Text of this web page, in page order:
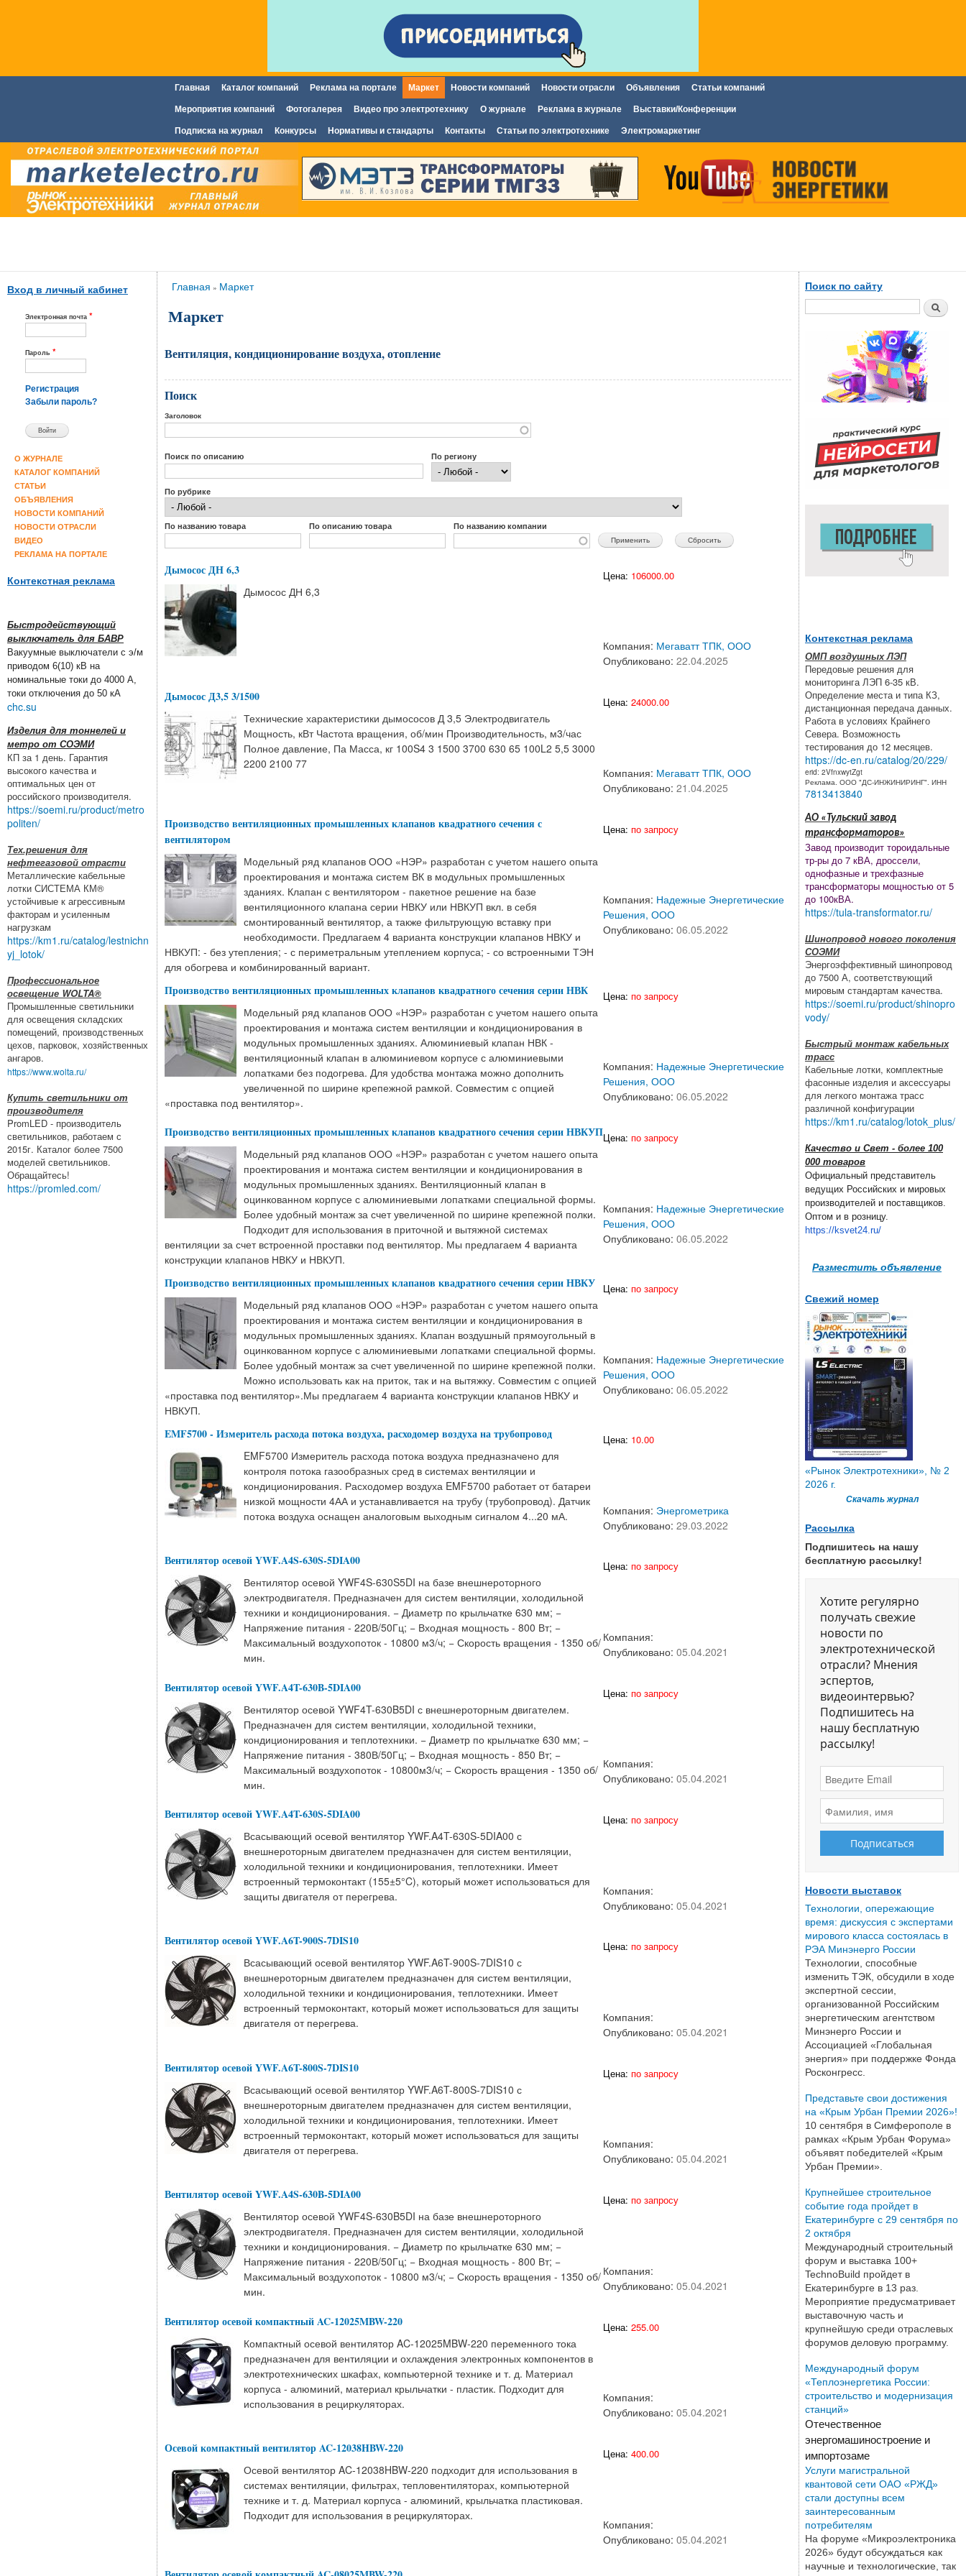
содержанию
Главное меню
Главная Каталог компаний Реклама на портале Маркет Новости компаний Новости отрасли Объявления Статьи компаний
Мероприятия компаний Фотогалерея Видео про электротехнику О журнале Реклама в журнале Выставки/Конференции
Подписка на журнал Конкурсы Нормативы и стандарты Контакты Статьи по электротехнике Электромаркетинг
Вход в личный кабинет
Электронная почта *
Пароль *
Регистрация
Забыли пароль?
О ЖУРНАЛЕ
КАТАЛОГ КОМПАНИЙ
СТАТЬИ
ОБЪЯВЛЕНИЯ
НОВОСТИ КОМПАНИЙ
НОВОСТИ ОТРАСЛИ
ВИДЕО
РЕКЛАМА НА ПОРТАЛЕ
Контекстная реклама
Быстродействующий
выключатель для БАВР
Вакуумные выключатели с э/м
приводом 6(10) кВ на
номинальные токи до 4000 А,
токи отключения до 50 кА
chc.su
Изделия для тоннелей и
метро от СОЭМИ
КП за 1 день. Гарантия
высокого качества и
оптимальных цен от
российского производителя.
https://soemi.ru/product/metro
politen/
Тех.решения для
нефтегазовой отрасти
Металлические кабельные
лотки СИСТЕМА КМ®
устойчивые к агрессивным
факторам и усиленным
нагрузкам
https://km1.ru/catalog/lestnichn
yj_lotok/
Профессиональное
освещение WOLTA®
Промышленные светильники
для освещения складских
помещений, производственных
цехов, парковок, хозяйственных
ангаров.
https://www.wolta.ru/
Купить светильники от
производителя
PromLED - производитель
светильников, работаем с
2015г. Каталог более 7500
моделей светильников.
Обращайтесь!
https://promled.com/
Вы здесь
Главная » Маркет
Маркет
Вентиляция, кондиционирование воздуха, отопление
Поиск
Заголовок
Поиск по описанию По региону
По рубрике
По названию товара По описанию товара По названию компании
Дымосос ДН 6,3
Дымосос ДН 6,3
Цена: 106000.00
Компания: Мегаватт ТПК, ООО
Опубликовано:22.04.2025
Дымосос Д3,5 3/1500
Технические характеристики дымососов Д 3,5 Электродвигатель
Мощность, кВт Частота вращения, об/мин Производительность, м3/час
Полное давление, Па Масса, кг 100S4 3 1500 3700 630 65 100L2 5,5 3000
2200 2100 77
Цена: 24000.00
Компания: Мегаватт ТПК, ООО
Опубликовано:21.04.2025
Производство вентиляционных промышленных клапанов квадратного сечения с
вентилятором
Модельный ряд клапанов ООО «НЭР» разработан с учетом нашего опыта
проектирования и монтажа систем ВК в модульных промышленных
зданиях. Клапан с вентилятором - пакетное решение на базе
вентиляционного клапана серии НВКУ или НВКУП вкл. в себя
смонтированный вентилятор, а также фильтрующую вставку при
необходимости. Предлагаем 4 варианта конструкции клапанов НВКУ и
НВКУП: - без утепления; - с периметральным утеплением корпуса; - со встроенными ТЭН
для обогрева и комбинированный вариант.
Цена: по запросу
Компания: Надежные Энергетические
Решения, ООО
Опубликовано:06.05.2022
Производство вентиляционных промышленных клапанов квадратного сечения серии НВК
Модельный ряд клапанов ООО «НЭР» разработан с учетом нашего опыта
проектирования и монтажа систем вентиляции и кондиционирования в
модульных промышленных зданиях. Алюминиевый клапан НВК -
вентиляционный клапан в алюминиевом корпусе с алюминиевыми
лопатками без подогрева. Для удобства монтажа можно дополнить
увеличенной по ширине крепежной рамкой. Совместим с опцией
«проставка под вентилятор».​​​​​​
Цена: по запросу
Компания: Надежные Энергетические
Решения, ООО
Опубликовано:06.05.2022
Производство вентиляционных промышленных клапанов квадратного сечения серии НВКУП
Модельный ряд клапанов ООО «НЭР» разработан с учетом нашего опыта
проектирования и монтажа систем вентиляции и кондиционирования в
модульных промышленных зданиях. Вентиляционный клапан в
оцинкованном корпусе с алюминиевыми лопатками специальной формы.
Более удобный монтаж за счет увеличенной по ширине крепежной полки.
Подходит для использования в приточной и вытяжной системах
вентиляции за счет встроенной проставки под вентилятор. Мы предлагаем 4 варианта
конструкции клапанов НВКУ и НВКУП.
Цена: по запросу
Компания: Надежные Энергетические
Решения, ООО
Опубликовано:06.05.2022
Производство вентиляционных промышленных клапанов квадратного сечения серии НВКУ
Модельный ряд клапанов ООО «НЭР» разработан с учетом нашего опыта
проектирования и монтажа систем вентиляции и кондиционирования в
модульных промышленных зданиях. Клапан воздушный прямоугольный в
оцинкованном корпусе с алюминиевыми лопатками специальной формы.
Более удобный монтаж за счет увеличенной по ширине крепежной полки.
Можно использовать как на приток, так и на вытяжку. Совместим с опцией
«проставка под вентилятор».​​​​ Мы предлагаем 4 варианта конструкции клапанов НВКУ и
НВКУП.
Цена: по запросу
Компания: Надежные Энергетические
Решения, ООО
Опубликовано:06.05.2022
EMF5700 - Измеритель расхода потока воздуха, расходомер воздуха на трубопровод
EMF5700 Измеритель расхода потока воздуха предназначено для
контроля потока газообразных сред в системах вентиляции и
кондиционирования. Расходомер воздуха EMF5700 работает от батареи
низкой мощности 4АА и устанавливается на трубу (трубопровод). Датчик
потока воздуха оснащен аналоговым выходным сигналом 4...20 мА.
Цена: 10.00
Компания: Энергометрика
Опубликовано:29.03.2022
Вентилятор осевой YWF.A4S-630S-5DIA00
Вентилятор осевой YWF4S-630S5DI на базе внешнероторного
электродвигателя. Предназначен для систем вентиляции, холодильной
техники и кондиционирования. − Диаметр по крыльчатке 630 мм; −
Напряжение питания - 220В/50Гц; − Входная мощность - 800 Вт; −
Максимальный воздухопоток - 10800 м3/ч; − Скорость вращения - 1350 об/
мин.
Цена: по запросу
Компания:
Опубликовано:05.04.2021
Вентилятор осевой YWF.A4T-630B-5DIA00
Вентилятор осевой YWF4T-630B5DI с внешнероторным двигателем.
Предназначен для систем вентиляции, холодильной техники,
кондиционирования и теплотехники. − Диаметр по крыльчатке 630 мм; −
Напряжение питания - 380В/50Гц; − Входная мощность - 850 Вт; −
Максимальный воздухопоток - 10800м3/ч; − Скорость вращения - 1350 об/
мин.
Цена: по запросу
Компания:
Опубликовано:05.04.2021
Вентилятор осевой YWF.A4T-630S-5DIA00
Всасывающий осевой вентилятор YWF.A4T-630S-5DIA00 с
внешнероторным двигателем предназначен для систем вентиляции,
холодильной техники и кондиционирования, теплотехники. Имеет
встроенный термоконтакт (155±5°C), который может использоваться для
защиты двигателя от перегрева.
Цена: по запросу
Компания:
Опубликовано:05.04.2021
Вентилятор осевой YWF.A6T-900S-7DIS10
Всасывающий осевой вентилятор YWF.A6T-900S-7DIS10 с
внешнероторным двигателем предназначен для систем вентиляции,
холодильной техники и кондиционирования, теплотехники. Имеет
встроенный термоконтакт, который может использоваться для защиты
двигателя от перегрева.
Цена: по запросу
Компания:
Опубликовано:05.04.2021
Вентилятор осевой YWF.A6T-800S-7DIS10
Всасывающий осевой вентилятор YWF.A6T-800S-7DIS10 с
внешнероторным двигателем предназначен для систем вентиляции,
холодильной техники и кондиционирования, теплотехники. Имеет
встроенный термоконтакт, который может использоваться для защиты
двигателя от перегрева.
Цена: по запросу
Компания:
Опубликовано:05.04.2021
Вентилятор осевой YWF.A4S-630B-5DIA00
Вентилятор осевой YWF4S-630B5DI на базе внешнероторного
электродвигателя. Предназначен для систем вентиляции, холодильной
техники и кондиционирования. − Диаметр по крыльчатке 630 мм; −
Напряжение питания - 220В/50Гц; − Входная мощность - 800 Вт; −
Максимальный воздухопоток - 10800 м3/ч; − Скорость вращения - 1350 об/
мин.
Цена: по запросу
Компания:
Опубликовано:05.04.2021
Вентилятор осевой компактный AC-12025MBW-220
Компактный осевой вентилятор AC-12025MBW-220 переменного тока
предназначен для вентиляции и охлаждения электронных компонентов в
электротехнических шкафах, компьютерной технике и т. д. Материал
корпуса - алюминий, материал крыльчатки - пластик. Подходит для
использования в рециркуляторах.
Цена: 255.00
Компания:
Опубликовано:05.04.2021
Осевой компактный вентилятор AC-12038HBW-220
Осевой вентилятор AC-12038HBW-220 подходит для использования в
системах вентиляции, фильтрах, тепловентиляторах, компьютерной
технике и т. д. Материал корпуса - алюминий, крыльчатка пластиковая.
Подходит для использования в рециркуляторах.
Цена: 400.00
Компания:
Опубликовано:05.04.2021
Поиск по сайту
Поиск
Контекстная реклама
ОМП воздушных ЛЭП
Передовые решения для
мониторинга ЛЭП 6-35 кВ.
Определение места и типа КЗ,
дистанционная передача данных.
Работа в условиях Крайнего
Севера. Возможность
тестирования до 12 месяцев.
https://dc-en.ru/catalog/20/229/
erid: 2VfnxwytZgt
Реклама. ООО "ДС-ИНЖИНИРИНГ". ИНН
7813413840
АО «Тульский завод
трансформаторов»
Завод производит тороидальные
тр-ры до 7 кВА, дроссели,
однофазные и трехфазные
трансформаторы мощностью от 5
до 100кВА.
https://tula-transformator.ru/
Шинопровод нового поколения
СОЭМИ
Энергоэффективный шинопровод
до 7500 А, соответствующий
мировым стандартам качества.
https://soemi.ru/product/shinopro
vody/
Быстрый монтаж кабельных
трасс
Кабельные лотки, комплектные
фасонные изделия и аксессуары
для легкого монтажа трасс
различной конфигурации
https://km1.ru/catalog/lotok_plus/
Качество и Свет - более 100
000 товаров
Официальный представитель
ведущих Российских и мировых
производителей и поставщиков.
Оптом и в розницу.
https://ksvet24.ru/
Разместить объявление
Свежий номер
«Рынок Электротехники», № 2
2026 г.
Скачать журнал
Рассылка
Подпишитесь на нашу
бесплатную рассылку!
Хотите регулярно
получать свежие
новости по
электротехнической
отрасли? Мнения
эспертов,
видеоинтервью?
Подпишитесь на
нашу бесплатную
рассылку!
Новости выставок
Технологии, опережающие
время: дискуссия с экспертами
мирового класса состоялась в
РЭА Минэнерго России
Технологии, способные
изменить ТЭК, обсудили в ходе
экспертной сессии,
организованной Российским
энергетическим агентством
Минэнерго России и
Ассоциацией «Глобальная
энергия» при поддержке Фонда
Росконгресс.
Представьте свои достижения
на «Крым Урбан Премии 2026»!
10 сентября в Симферополе в
рамках «Крым Урбан Форума»
объявят победителей «Крым
Урбан Премии».
Крупнейшее строительное
событие года пройдет в
Екатеринбурге с 29 сентября по
2 октября
Международный строительный
форум и выставка 100+
TechnoBuild пройдет в
Екатеринбурге в 13 раз.
Мероприятие предусматривает
выставочную часть и
крупнейшую среди отраслевых
форумов деловую программу.
Международный форум
«Теплоэнергетика России:
строительство и модернизация
станций»
Отечественное
энергомашиностроение и
импортозаме
Услуги магистральной
квантовой сети ОАО «РЖД»
стали доступны всем
заинтересованным
потребителям
На форуме «Микроэлектроника
2026» будут обсуждаться как
научные и технологические, так